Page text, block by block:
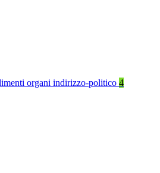
organi indirizzo-politico 4